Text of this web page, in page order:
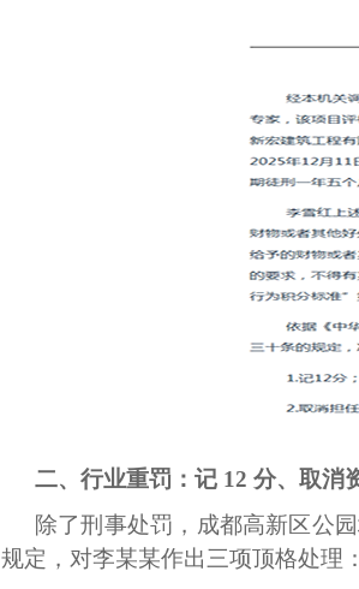
二、行业重罚：记 12 分、取消
除了刑事处罚，成都高新区公
规定，对李某某作出三项顶格处理